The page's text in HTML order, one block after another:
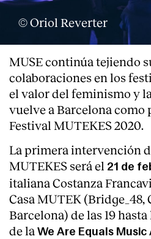
© Oriol Reverter
MUSE continúa tejiendo
colaboraciones en los
el valor del feminismo y
vuelve a Barcelona como
Festival MUTEKES 2020.
La primera intervención
MUTEKES será el 21 de
italiana Costanza
Casa MUTEK (Bridge_48,
Barcelona) de las 19
de la We Are Equals Music